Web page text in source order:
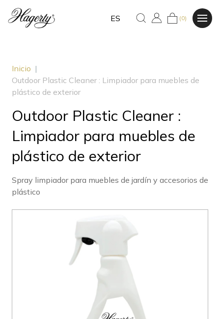
ES (0)
Inicio |
Outdoor Plastic Cleaner : Limpiador para muebles de
plástico de exterior
Outdoor Plastic Cleaner :
Limpiador para muebles de
plástico de exterior
Spray limpiador para muebles de jardín y accesorios de
plástico